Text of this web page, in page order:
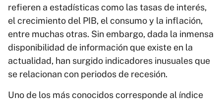
refieren a estadísticas como las tasas de interés,
el crecimiento del PIB, el consumo y la inflación,
entre muchas otras. Sin embargo, dada la inmensa
disponibilidad de información que existe en la
actualidad, han surgido indicadores inusuales que
se relacionan con periodos de recesión.
Uno de los más conocidos corresponde al índice